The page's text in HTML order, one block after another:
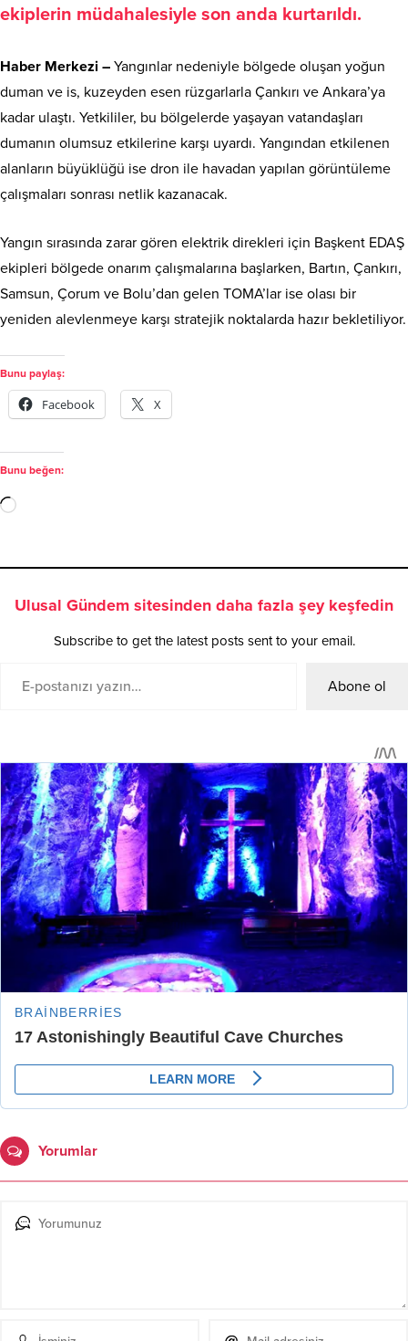
ekiplerin müdahalesiyle son anda kurtarıldı.
Haber Merkezi – Yangınlar nedeniyle bölgede oluşan yoğun
duman ve is, kuzeyden esen rüzgarlarla Çankırı ve Ankara’ya
kadar ulaştı. Yetkililer, bu bölgelerde yaşayan vatandaşları
dumanın olumsuz etkilerine karşı uyardı. Yangından etkilenen
alanların büyüklüğü ise dron ile havadan yapılan görüntüleme
çalışmaları sonrası netlik kazanacak.
Yangın sırasında zarar gören elektrik direkleri için Başkent EDAŞ
ekipleri bölgede onarım çalışmalarına başlarken, Bartın, Çankırı,
Samsun, Çorum ve Bolu’dan gelen TOMA’lar ise olası bir
yeniden alevlenmeye karşı stratejik noktalarda hazır bekletiliyor.
Bunu paylaş:
Facebook X
Bunu beğen:
Ulusal Gündem sitesinden daha fazla şey keşfedin
Subscribe to get the latest posts sent to your email.
Abone ol
Yorumlar